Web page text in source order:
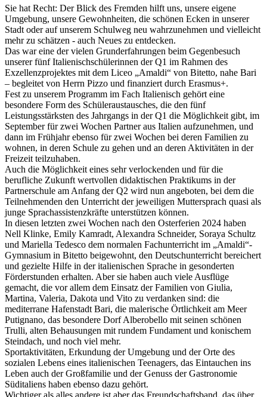
Sie hat Recht: Der Blick des Fremden hilft uns, unsere eigene
Umgebung, unsere Gewohnheiten, die schönen Ecken in unserer
Stadt oder auf unserem Schulweg neu wahrzunehmen und vielleicht
mehr zu schätzen - auch Neues zu entdecken.
Das war eine der vielen Grunderfahrungen beim Gegenbesuch
unserer fünf Italienischschülerinnen der Q1 im Rahmen des
Exzellenzprojektes mit dem Liceo „Amaldi“ von Bitetto, nahe Bari
– begleitet von Herrn Pizzo und finanziert durch Erasmus+.
Fest zu unserem Programm im Fach Italienisch gehört eine
besondere Form des Schüleraustausches, die den fünf
Leistungsstärksten des Jahrgangs in der Q1 die Möglichkeit gibt, im
September für zwei Wochen Partner aus Italien aufzunehmen, und
dann im Frühjahr ebenso für zwei Wochen bei deren Familien zu
wohnen, in deren Schule zu gehen und an deren Aktivitäten in der
Freizeit teilzuhaben.
Auch die Möglichkeit eines sehr verlockenden und für die
berufliche Zukunft wertvollen didaktischen Praktikums in der
Partnerschule am Anfang der Q2 wird nun angeboten, bei dem die
Teilnehmenden den Unterricht der jeweiligen Muttersprach quasi als
junge Sprachassistenzkräfte unterstützen können.
In diesen letzten zwei Wochen nach den Osterferien 2024 haben
Nell Klinke, Emily Kamradt, Alexandra Schneider, Soraya Schultz
und Mariella Tedesco dem normalen Fachunterricht im „Amaldi“-
Gymnasium in Bitetto beigewohnt, den Deutschunterricht bereichert
und gezielte Hilfe in der italienischen Sprache in gesonderten
Förderstunden erhalten. Aber sie haben auch viele Ausflüge
gemacht, die vor allem dem Einsatz der Familien von Giulia,
Martina, Valeria, Dakota und Vito zu verdanken sind: die
mediterrane Hafenstadt Bari, die malerische Örtlichkeit am Meer
Putignano, das besondere Dorf Alberobello mit seinen schönen
Trulli, alten Behausungen mit rundem Fundament und konischem
Steindach, und noch viel mehr.
Sportaktivitäten, Erkundung der Umgebung und der Orte des
sozialen Lebens eines italienischen Teenagers, das Eintauchen ins
Leben auch der Großfamilie und der Genuss der Gastronomie
Süditaliens haben ebenso dazu gehört.